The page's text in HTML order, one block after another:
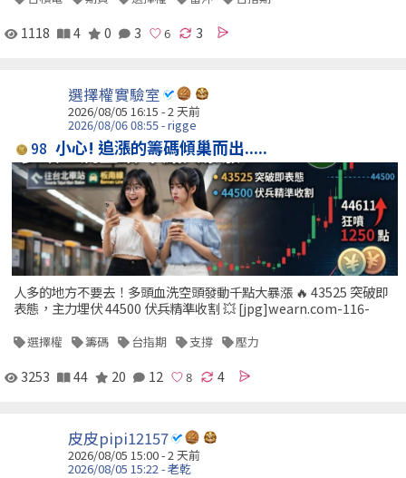
1118 4 0 3 3
選擇權實驗室
2026/08/05 16:15 - 2 天前
2026/08/06 08:55 - rigge
98 小心! 追漲的籌碼傾巢而出.....
人多的地方不要去！多頭血洗空頭發動千點大暴漲 🔥 43525 突破即
表態，主力埋伏 44500 伏兵精準收割 💥 [jpg]wearn.com-116-
選擇權 籌碼 台指期 支撐 壓力
3253 44 20 12 4
皮皮pipi12157
2026/08/05 15:00 - 2 天前
2026/08/05 15:22 - 老乾